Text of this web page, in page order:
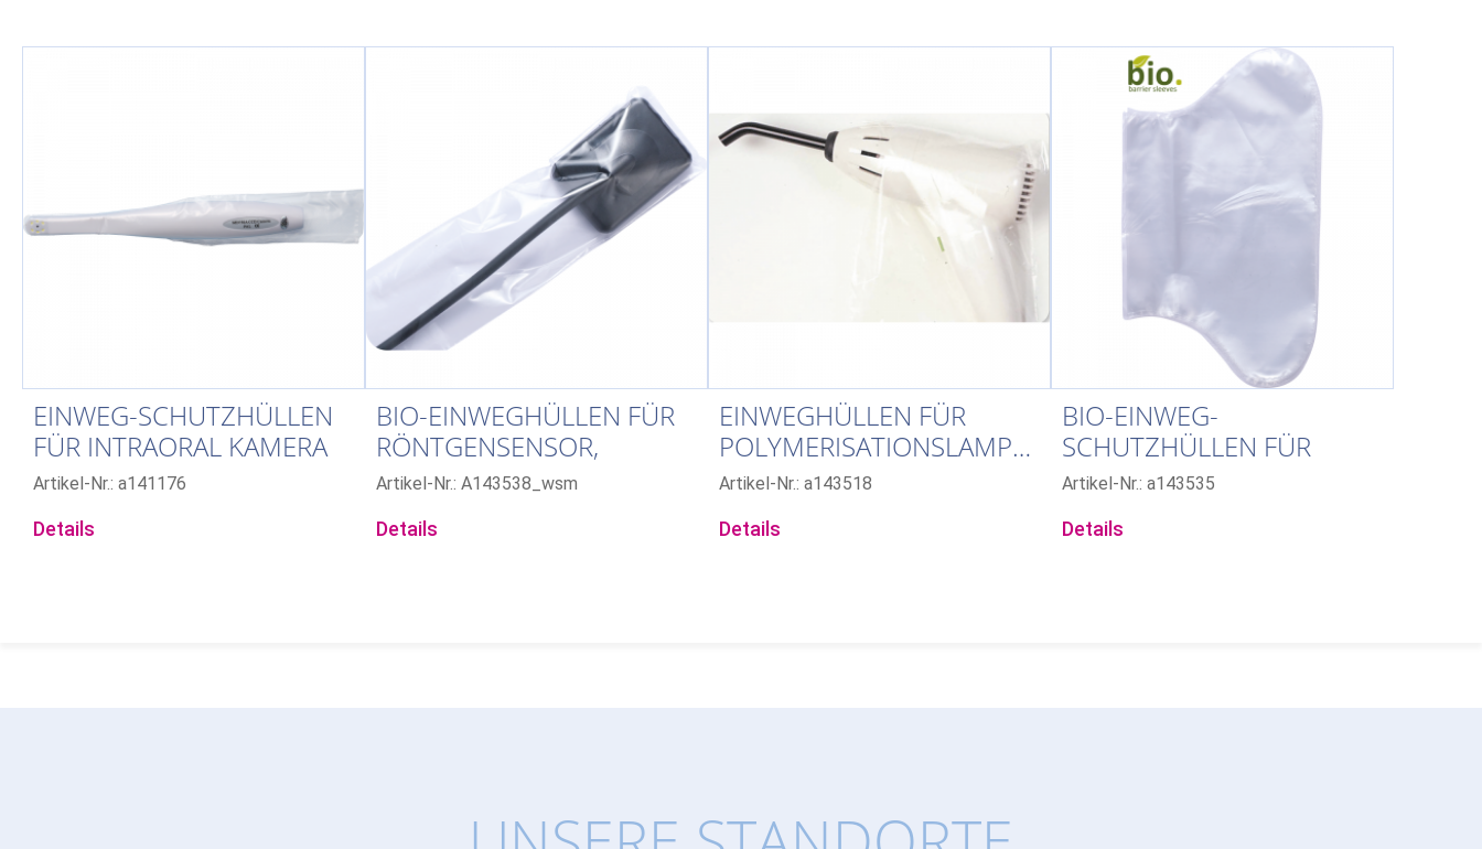
EINWEG-SCHUTZHÜLLEN
FÜR INTRAORAL KAMERA
Artikel-Nr.: a141176
Details
BIO-EINWEGHÜLLEN FÜR
RÖNTGENSENSOR,
STANDARD
Artikel-Nr.: A143538_wsm
Details
EINWEGHÜLLEN FÜR
POLYMERISATIONSLAMPEN-
HANDGRIFF
Artikel-Nr.: a143518
Details
BIO-EINWEG-
SCHUTZHÜLLEN FÜR
LAMPENGRIFFE, T-STYLE
Artikel-Nr.: a143535
Details